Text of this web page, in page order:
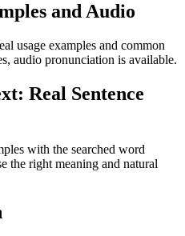
and Audio
usage examples and common
audio pronunciation is available.
Real Sentence
with the searched word
right meaning and natural